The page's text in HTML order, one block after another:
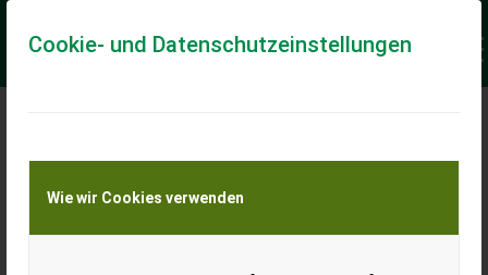
Cookie- und Datenschutzeinstellungen
Wie wir Cookies verwenden
LANDWIRT.COM FREUT
SICH ÜBER DEN GREEN
PANTHER IN SILBER –